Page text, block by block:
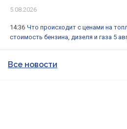
5.08.2026
14:36 Что происходит с ценами на
стоимость бензина, дизеля и газа 5
Все новости